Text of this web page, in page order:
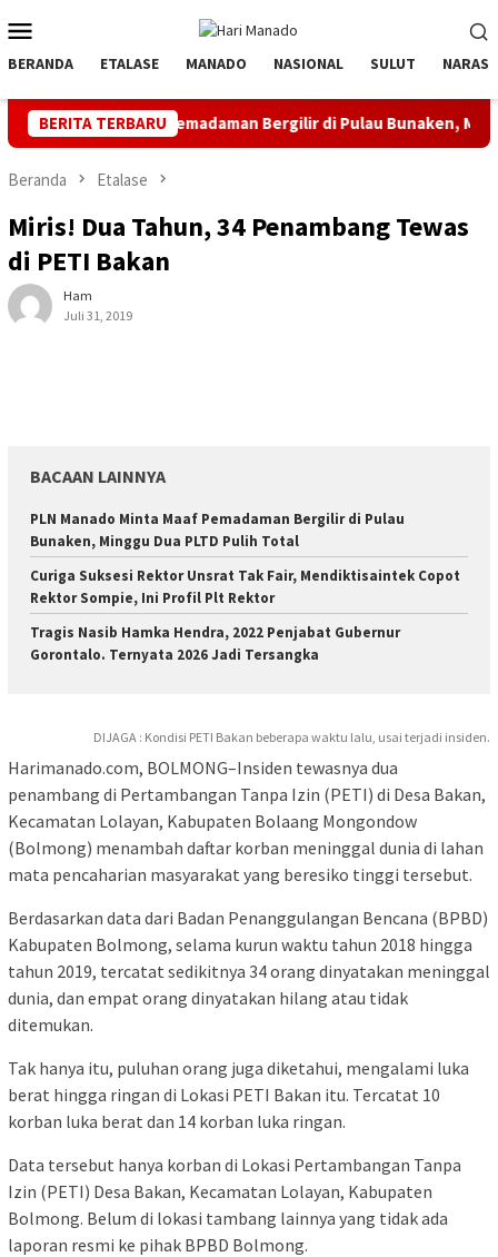
ke
kontenMobile
BERANDA ETALASE MANADO NASIONAL SULUT NARASI
BERITA TERBARU
Maaf Pemadaman Bergilir di Pulau Bunaken, Minggu Dua
Beranda Etalase
Miris! Dua Tahun, 34 Penambang Tewas
di PETI Bakan
Ham
Juli 31, 2019
BACAAN LAINNYA
PLN Manado Minta Maaf Pemadaman Bergilir di Pulau
Bunaken, Minggu Dua PLTD Pulih Total
Curiga Suksesi Rektor Unsrat Tak Fair, Mendiktisaintek Copot
Rektor Sompie, Ini Profil Plt Rektor
Tragis Nasib Hamka Hendra, 2022 Penjabat Gubernur
Gorontalo. Ternyata 2026 Jadi Tersangka
DIJAGA : Kondisi PETI Bakan beberapa waktu lalu, usai terjadi insiden.
Harimanado.com, BOLMONG–Insiden tewasnya dua
penambang di Pertambangan Tanpa Izin (PETI) di Desa Bakan,
Kecamatan Lolayan, Kabupaten Bolaang Mongondow
(Bolmong) menambah daftar korban meninggal dunia di lahan
mata pencaharian masyarakat yang beresiko tinggi tersebut.
Berdasarkan data dari Badan Penanggulangan Bencana (BPBD)
Kabupaten Bolmong, selama kurun waktu tahun 2018 hingga
tahun 2019, tercatat sedikitnya 34 orang dinyatakan meninggal
dunia, dan empat orang dinyatakan hilang atau tidak
ditemukan.
Tak hanya itu, puluhan orang juga diketahui, mengalami luka
berat hingga ringan di Lokasi PETI Bakan itu. Tercatat 10
korban luka berat dan 14 korban luka ringan.
Data tersebut hanya korban di Lokasi Pertambangan Tanpa
Izin (PETI) Desa Bakan, Kecamatan Lolayan, Kabupaten
Bolmong. Belum di lokasi tambang lainnya yang tidak ada
laporan resmi ke pihak BPBD Bolmong.